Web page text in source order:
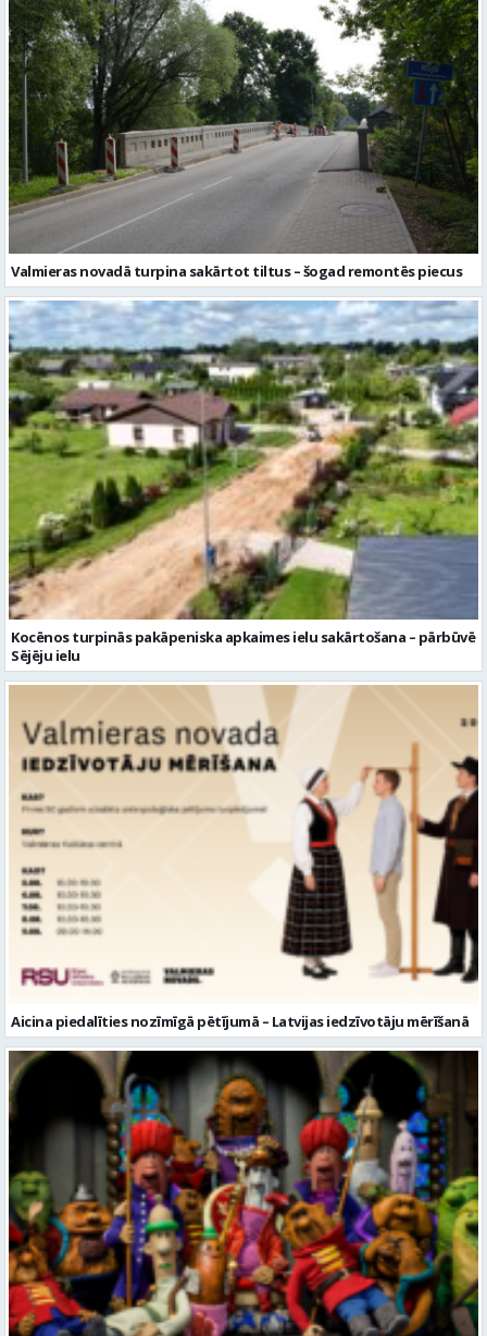
Valmieras novadā turpina sakārtot tiltus – šogad remontēs piecus
Kocēnos turpinās pakāpeniska apkaimes ielu sakārtošana – pārbūvē
Sējēju ielu
Aicina piedalīties nozīmīgā pētījumā – Latvijas iedzīvotāju mērīšanā
Valmieras muzejā notiks leļļu animācijas darbnīca bērniem